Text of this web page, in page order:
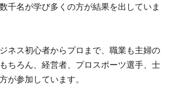
千名が学び多くの方が結果を出していま
ネス初心者からプロまで、職業も主婦の
ちろん、経営者、プロスポーツ選手、士
が参加しています。